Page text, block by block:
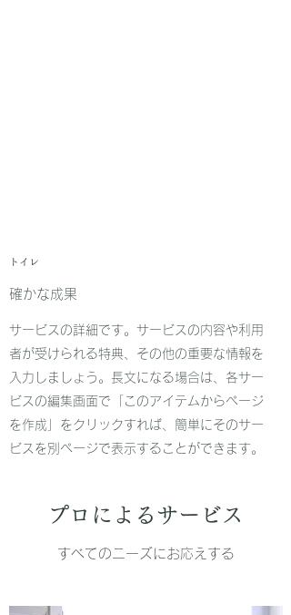
​​トイレ
確かな成果
サービスの詳細です。サービスの内容や利用
者が受けられる特典、その他の重要な情報を
入力しましょう。長文になる場合は、各サー
ビスの編集画面で「このアイテムからページ
を作成」をクリックすれば、簡単にそのサー
ビスを別ページで表示することができます。
プロによるサービス
すべてのニーズにお応えする